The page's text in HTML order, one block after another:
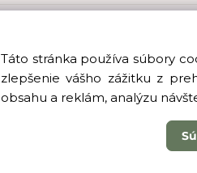
Táto stránka používa súbory
zlepšenie vášho zážitku z
obsahu a reklám, analýzu